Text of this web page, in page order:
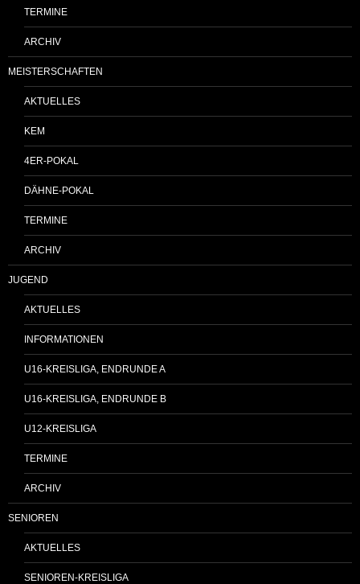
TERMINE
ARCHIV
MEISTERSCHAFTEN
AKTUELLES
KEM
4ER-POKAL
DÄHNE-POKAL
TERMINE
ARCHIV
JUGEND
AKTUELLES
INFORMATIONEN
U16-KREISLIGA, ENDRUNDE A
U16-KREISLIGA, ENDRUNDE B
U12-KREISLIGA
TERMINE
ARCHIV
SENIOREN
AKTUELLES
SENIOREN-KREISLIGA